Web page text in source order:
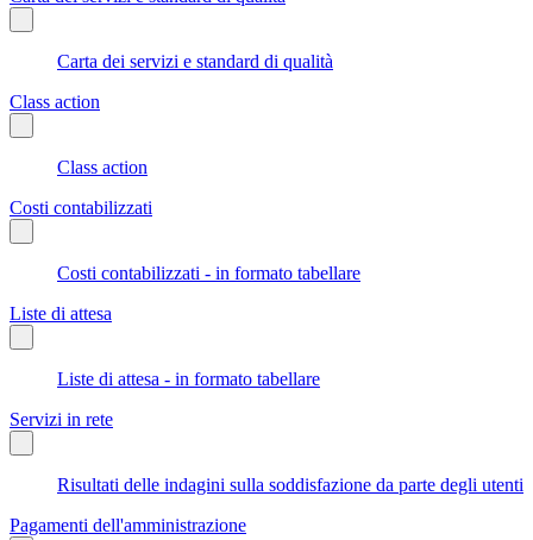
Carta dei servizi e standard di qualità
Class action
Class action
Costi contabilizzati
Costi contabilizzati - in formato tabellare
Liste di attesa
Liste di attesa - in formato tabellare
Servizi in rete
Risultati delle indagini sulla soddisfazione da parte degli utenti
Pagamenti dell'amministrazione